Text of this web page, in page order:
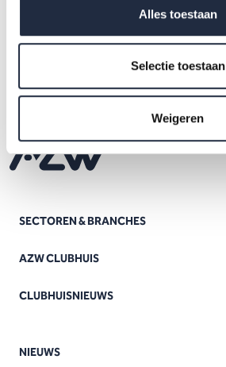
Alles toestaan
Selectie toestaan
Weigeren
SECTOREN & BRANCHES
AZW CLUBHUIS
CLUBHUISNIEUWS
NIEUWS